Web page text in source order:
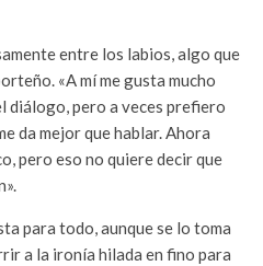
entre los labios, algo que
«A mí me gusta mucho
diálogo, pero a veces prefiero
da mejor que hablar. Ahora
pero eso no quiere decir que
para todo, aunque se lo toma
a la ironía hilada en fino para